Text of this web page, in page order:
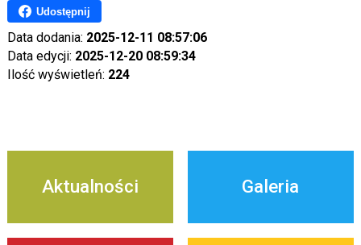
Udostępnij
Data dodania: 2025-12-11 08:57:06
Data edycji: 2025-12-20 08:59:34
Ilość wyświetleń: 224
Aktualności Galeria